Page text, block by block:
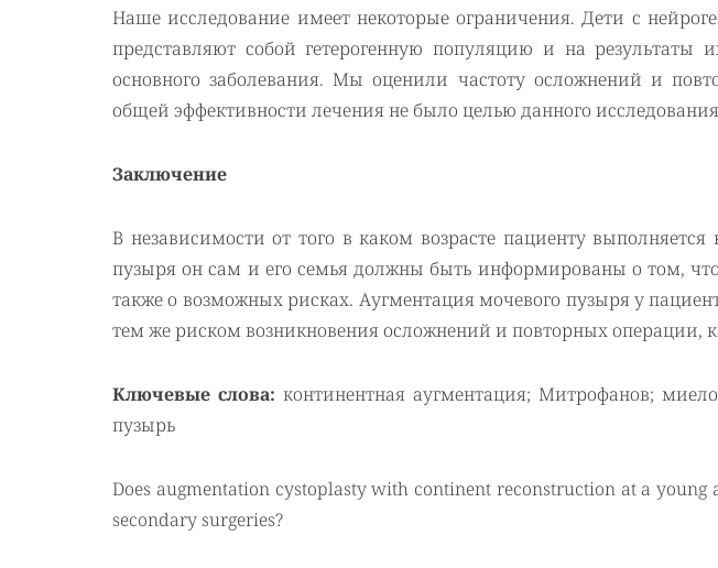
Наше исследование имеет некоторые ограничения. Дети с
представляют собой гетерогенную популяцию и на результаты
основного заболевания. Мы оценили частоту осложнений и
общей эффективности лечения не было целью данного
Заключение
В независимости от того в каком возрасте пациенту
пузыря он сам и его семья должны быть информированы о том,
также о возможных рисках. Аугментация мочевого пузыря у
тем же риском возникновения осложнений и повторных операции,
Ключевые слова: континентная аугментация; Митрофанов;
пузырь
Does augmentation cystoplasty with continent reconstruction at a
secondary surgeries?